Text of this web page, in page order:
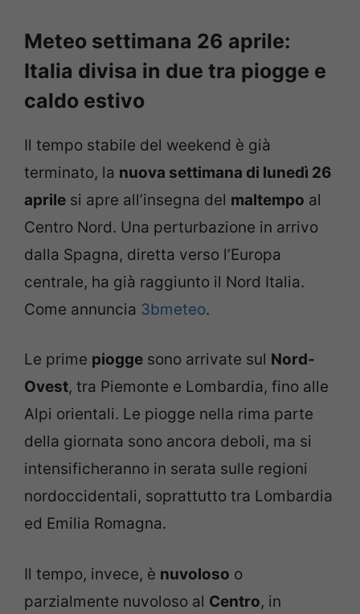
Meteo settimana 26 aprile:
Italia divisa in due tra piogge e
caldo estivo
Il tempo stabile del weekend è già
terminato, la nuova settimana di lunedì 26
aprile si apre all’insegna del maltempo al
Centro Nord. Una perturbazione in arrivo
dalla Spagna, diretta verso l’Europa
centrale, ha già raggiunto il Nord Italia.
Come annuncia 3bmeteo.
Le prime piogge sono arrivate sul Nord-
Ovest, tra Piemonte e Lombardia, fino alle
Alpi orientali. Le piogge nella rima parte
della giornata sono ancora deboli, ma si
intensificheranno in serata sulle regioni
nordoccidentali, soprattutto tra Lombardia
ed Emilia Romagna.
Il tempo, invece, è nuvoloso o
parzialmente nuvoloso al Centro, in